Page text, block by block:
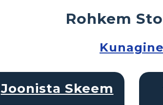
Rohkem
Joonista Skeem